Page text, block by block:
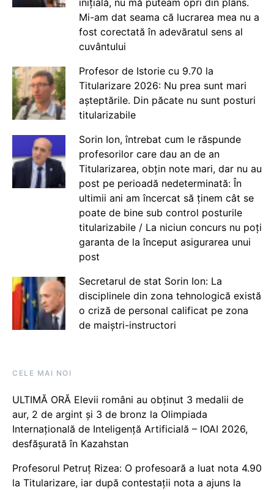
Mi-am dat seama că lucrarea mea nu a
fost corectată în adevăratul sens al
cuvântului
Profesor de Istorie cu 9.70 la
Titularizare 2026: Nu prea sunt mari
așteptările. Din păcate nu sunt posturi
titularizabile
Sorin Ion, întrebat cum le răspunde
profesorilor care dau an de an
Titularizarea, obțin note mari, dar nu au
post pe perioadă nedeterminată: În
ultimii ani am încercat să ținem cât se
poate de bine sub control posturile
titularizabile / La niciun concurs nu poți
garanta de la început asigurarea unui
post
Secretarul de stat Sorin Ion: La
disciplinele din zona tehnologică există
o criză de personal calificat pe zona
de maiștri-instructori
CELE MAI NOI
ULTIMĂ ORĂ Elevii români au obținut 3 medalii de
aur, 2 de argint și 3 de bronz la Olimpiada
Internațională de Inteligență Artificială – IOAI 2026,
desfășurată în Kazahstan
Profesorul Petruț Rizea: O profesoară a luat nota 4.90
la Titularizare, iar după contestații nota a ajuns la